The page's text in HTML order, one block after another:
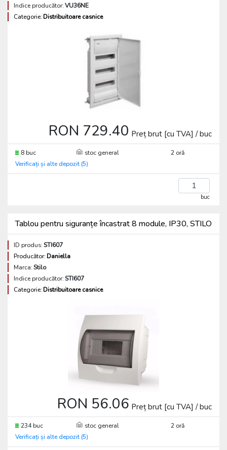
Indice producător:VU36NE
Categorie:Distribuitoare casnice
RON 729.40 Preț brut [cu TVA] / buc
8 buc stoc general
2 oră
Verificați și alte depozit (5)
buc
Tablou pentru siguranțe încastrat 8 module, IP30, STILO
ID produs:STI607
Producător:Daniella
Marca:Stilo
Indice producător:STI607
Categorie:Distribuitoare casnice
RON 56.06 Preț brut [cu TVA] / buc
234 buc stoc general
2 oră
Verificați și alte depozit (5)